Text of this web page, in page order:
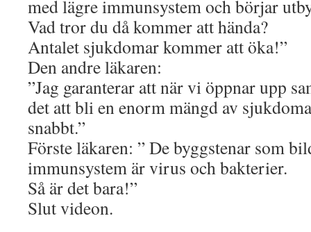
med lägre immunsystem och börjar
Vad tror du då kommer att hända?
Antalet sjukdomar kommer att öka!”
Den andre läkaren:
”Jag garanterar att när vi öppnar upp
det att bli en enorm mängd av
snabbt.”
Förste läkaren: ” De byggstenar som
immunsystem är virus och bakterier.
Så är det bara!”
Slut videon.